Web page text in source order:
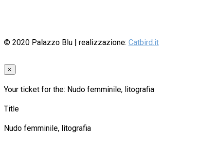
© 2020 Palazzo Blu | realizzazione: Catbird.it
×
Your ticket for the: Nudo femminile, litografia
Title
Nudo femminile, litografia